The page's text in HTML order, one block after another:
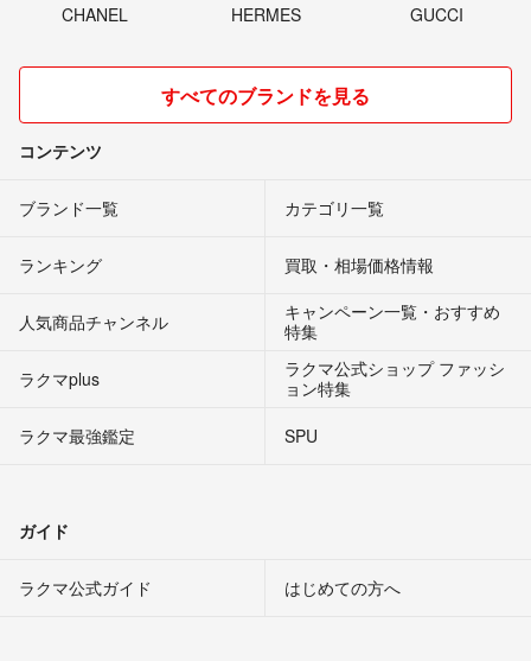
CHANEL HERMES GUCCI
すべてのブランドを見る
コンテンツ
ブランド一覧 カテゴリ一覧
ランキング 買取・相場価格情報
人気商品チャンネル
キャンペーン一覧・おすすめ
特集
ラクマplus
ラクマ公式ショップ ファッシ
ョン特集
ラクマ最強鑑定
SPU
ガイド
ラクマ公式ガイド はじめての方へ